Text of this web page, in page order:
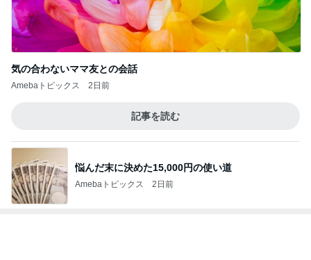
気の合わないママ友との会話
Amebaトピックス 2日前
記事を読む
悩んだ末に決めた15,000円の使い道
Amebaトピックス 2日前